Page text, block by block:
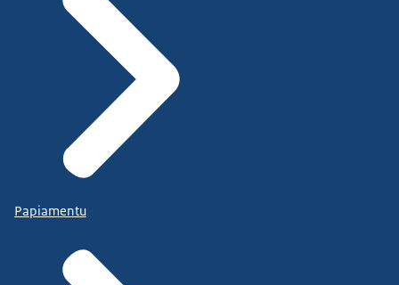
Papiamentu